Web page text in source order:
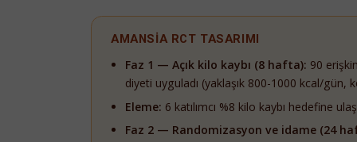
AMANSİA RCT TASARIMI
Faz 1 — Açık kilo kaybı (8 hafta): 90
diyeti uyguladı (yaklaşık 800-1000 kcal/gün,
Eleme: 6 katılımcı %8 kilo kaybı hedefine
Faz 2 — Randomizasyon ve idame (24